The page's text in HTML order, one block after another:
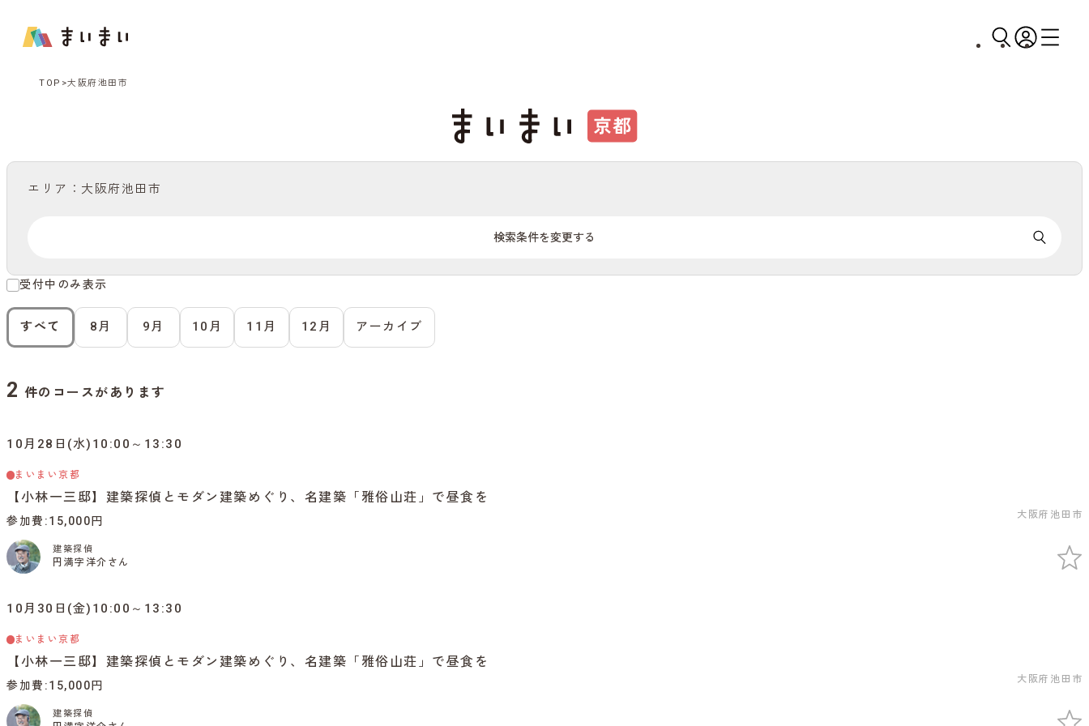
TOP 大阪府池田市
エリア：大阪府池田市
検索条件を変更する
受付中のみ表示
すべて 8月 9月 10月 11月 12月 アーカイブ
2 件のコースがあります
10月28日(水)10:00～13:30
まいまい京都
【小林一三邸】建築探偵とモダン建築めぐり、名建築「雅俗山荘」で昼食を
大阪府池田市
参加費 15,000円
建築探偵
円満字洋介さん
10月30日(金)10:00～13:30
まいまい京都
【小林一三邸】建築探偵とモダン建築めぐり、名建築「雅俗山荘」で昼食を
大阪府池田市
参加費 15,000円
建築探偵